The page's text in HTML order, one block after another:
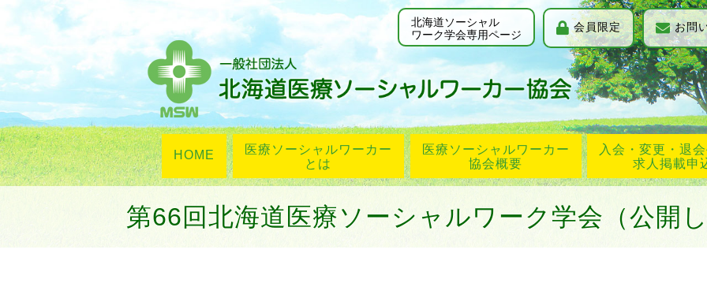
北海道ソーシャル
ワーク学会専用ページ
会員限定 お問
HOME
医療ソーシャルワーカー
とは
医療ソーシャルワーカー
協会概要
入会・変更・退
求人掲載申
第66回北海道医療ソーシャルワーク学会（公開